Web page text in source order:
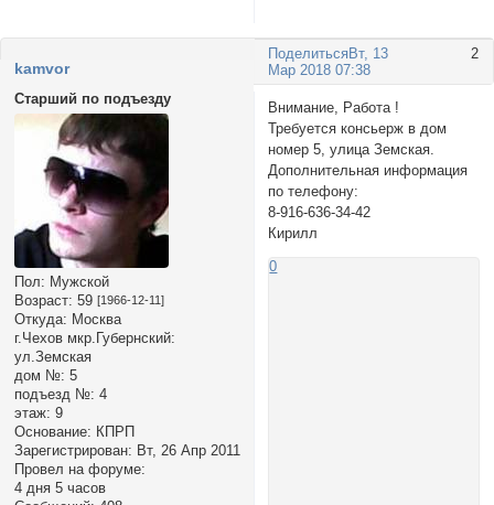
Поделиться 2
Вт, 13
Мар 2018 07:38
kamvor
Старший по подъезду
Пол: Мужской
Возраст: 59 [1966-12-11]
Откуда: Москва
г.Чехов мкр.Губернский:
ул.Земская
дом №: 5
подъезд №: 4
этаж: 9
Основание: КПРП
Зарегистрирован: Вт, 26 Апр 2011
Провел на форуме:
4 дня 5 часов
Внимание, Работа !
Требуется консьерж в дом
номер 5, улица Земская.
Дополнительная информация
по телефону:
8-916-636-34-42
Кирилл
0